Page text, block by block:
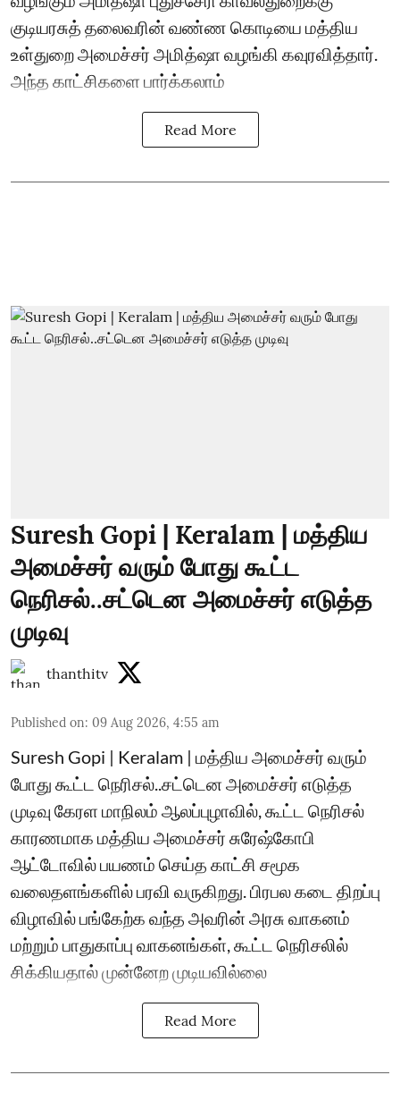
குடியரசுத் தலைவரின் வண்ண கொடியை மத்திய
உள்துறை அமைச்சர் அமித்ஷா வழங்கி கவுரவித்தார்.
அந்த காட்சிகளை பார்க்கலாம்
Read More
Suresh Gopi | Keralam | மத்திய
அமைச்சர் வரும் போது கூட்ட
நெரிசல்..சட்டென அமைச்சர் எடுத்த
முடிவு
thanthitv
Published on: 09 Aug 2026, 4:55 am
Suresh Gopi | Keralam | மத்திய அமைச்சர் வரும்
போது கூட்ட நெரிசல்..சட்டென அமைச்சர் எடுத்த
முடிவு கேரள மாநிலம் ஆலப்புழாவில், கூட்ட நெரிசல்
காரணமாக மத்திய அமைச்சர் சுரேஷ்கோபி
ஆட்டோவில் பயணம் செய்த காட்சி சமூக
வலைதளங்களில் பரவி வருகிறது. பிரபல கடை திறப்பு
விழாவில் பங்கேற்க வந்த அவரின் அரசு வாகனம்
மற்றும் பாதுகாப்பு வாகனங்கள், கூட்ட நெரிசலில்
சிக்கியதால் முன்னேற முடியவில்லை
Read More